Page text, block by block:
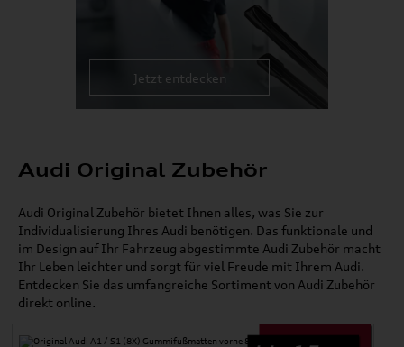
Jetzt entdecken
Audi Original Zubehör
Audi Original Zubehör bietet Ihnen alles, was Sie zur
Individualisierung Ihres Audi benötigen. Das funktionale und
im Design auf Ihr Fahrzeug abgestimmte Audi Zubehör macht
Ihr Leben leichter und sorgt für viel Freude mit Ihrem Audi.
Entdecken Sie das umfangreiche Sortiment von Audi Zubehör
direkt online.